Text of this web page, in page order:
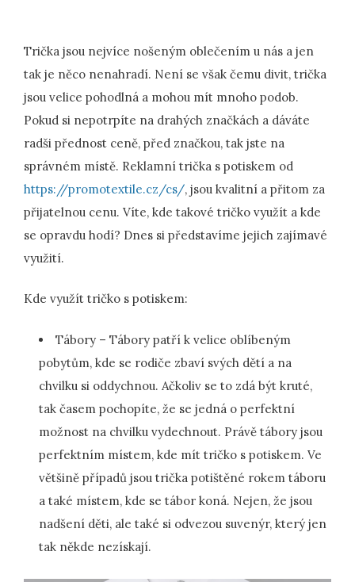
Trička jsou nejvíce nošeným oblečením u nás a jen
tak je něco nenahradí. Není se však čemu divit, trička
jsou velice pohodlná a mohou mít mnoho podob.
Pokud si nepotrpíte na drahých značkách a dáváte
radši přednost ceně, před značkou, tak jste na
správném místě. Reklamní trička s potiskem od
https://promotextile.cz/cs/, jsou kvalitní a přitom za
přijatelnou cenu. Víte, kde takové tričko využít a kde
se opravdu hodí? Dnes si představíme jejich zajímavé
využití.
Kde využít tričko s potiskem:
Tábory – Tábory patří k velice oblíbeným
pobytům, kde se rodiče zbaví svých dětí a na
chvilku si oddychnou. Ačkoliv se to zdá být kruté,
tak časem pochopíte, že se jedná o perfektní
možnost na chvilku vydechnout. Právě tábory jsou
perfektním místem, kde mít tričko s potiskem. Ve
většině případů jsou trička potištěné rokem táboru
a také místem, kde se tábor koná. Nejen, že jsou
nadšení děti, ale také si odvezou suvenýr, který jen
tak někde nezískají.